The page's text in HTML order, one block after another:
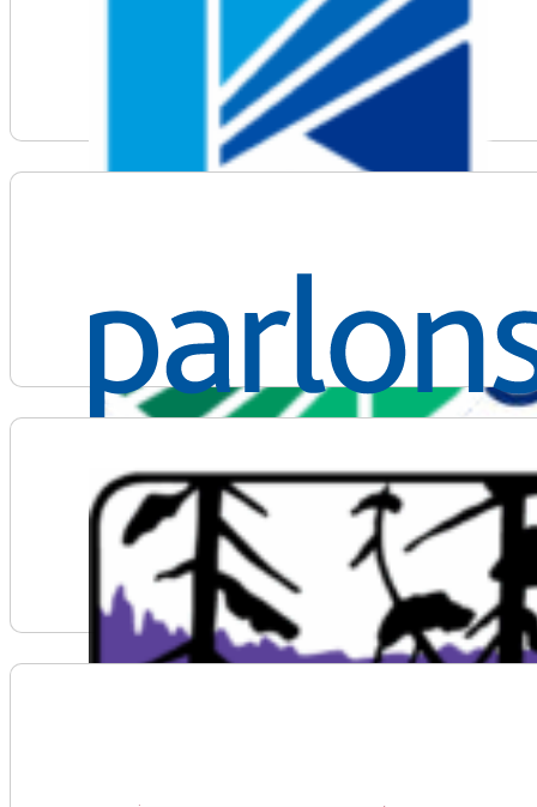
Voir plus d'informations sur Olds College of
Voir plus d'informations sur Parlons sciences
Voir plus d'informations sur Portage College